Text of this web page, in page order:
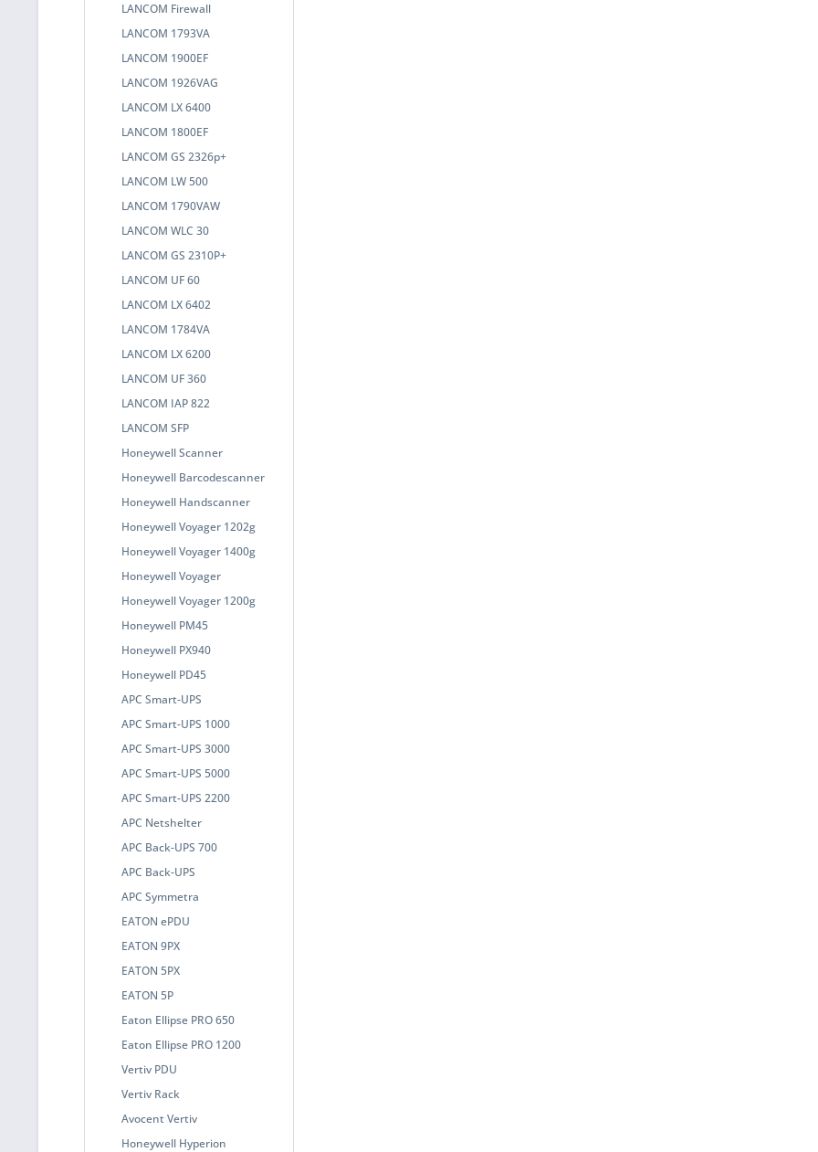
LANCOM Firewall
LANCOM 1793VA
LANCOM 1900EF
LANCOM 1926VAG
LANCOM LX 6400
LANCOM 1800EF
LANCOM GS 2326p+
LANCOM LW 500
LANCOM 1790VAW
LANCOM WLC 30
LANCOM GS 2310P+
LANCOM UF 60
LANCOM LX 6402
LANCOM 1784VA
LANCOM LX 6200
LANCOM UF 360
LANCOM IAP 822
LANCOM SFP
Honeywell Scanner
Honeywell Barcodescanner
Honeywell Handscanner
Honeywell Voyager 1202g
Honeywell Voyager 1400g
Honeywell Voyager
Honeywell Voyager 1200g
Honeywell PM45
Honeywell PX940
Honeywell PD45
APC Smart-UPS
APC Smart-UPS 1000
APC Smart-UPS 3000
APC Smart-UPS 5000
APC Smart-UPS 2200
APC Netshelter
APC Back-UPS 700
APC Back-UPS
APC Symmetra
EATON ePDU
EATON 9PX
EATON 5PX
EATON 5P
Eaton Ellipse PRO 650
Eaton Ellipse PRO 1200
Vertiv PDU
Vertiv Rack
Avocent Vertiv
Honeywell Hyperion